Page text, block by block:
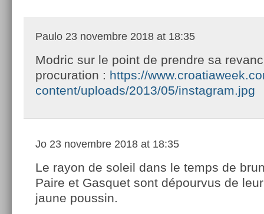
Paulo 23 novembre 2018 at 18:35
Modric sur le point de prendre sa
procuration : https://
content/uploads/2013/05/instagram.jpg
Jo 23 novembre 2018 at 18:35
Le rayon de soleil dans le temps de
Paire et Gasquet sont dépourvus de
jaune poussin.